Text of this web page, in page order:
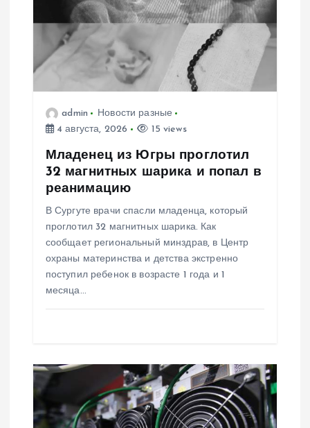
я
о
admin
Новости разные
4 августа, 2026
15 views
Младенец из Югры проглотил
32 магнитных шарика и попал в
реанимацию
В Сургуте врачи спасли младенца, который
проглотил 32 магнитных шарика. Как
сообщает региональный минздрав, в Центр
охраны материнства и детства экстренно
поступил ребенок в возрасте 1 года и 1
месяца…